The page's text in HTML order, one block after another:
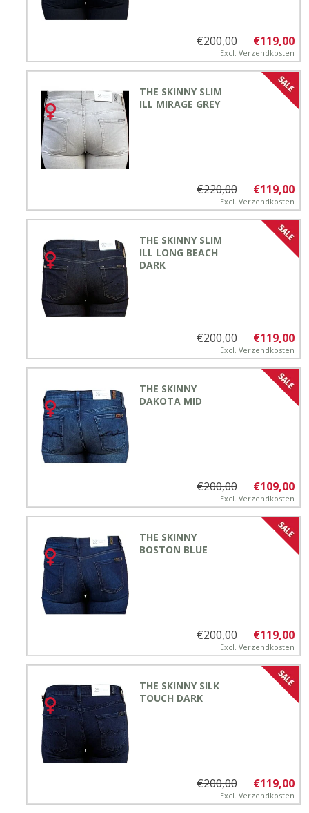
€119,00
€200,00
Excl. Verzendkosten
THE SKINNY SLIM
ILL MIRAGE GREY
€119,00
€220,00
Excl. Verzendkosten
THE SKINNY SLIM
ILL LONG BEACH
DARK
€119,00
€200,00
Excl. Verzendkosten
THE SKINNY
DAKOTA MID
€109,00
€200,00
Excl. Verzendkosten
THE SKINNY
BOSTON BLUE
€119,00
€200,00
Excl. Verzendkosten
THE SKINNY SILK
TOUCH DARK
€119,00
€200,00
Excl. Verzendkosten